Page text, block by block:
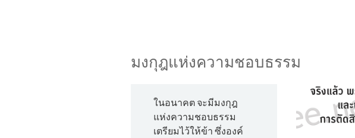
มงกุฎแห่งความชอบธรรม
ในอนาคต จะมีมงกุฎ
แห่งความชอบธรรม
เตรียมไว้ให้ข้า ซึ่งองค์